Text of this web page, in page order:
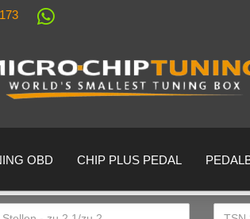
Sprache auswählen
OBD CHIP PLUS PEDAL